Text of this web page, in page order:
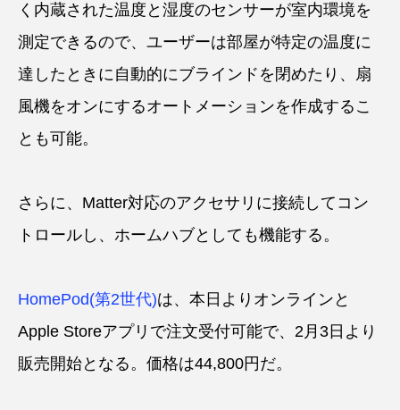
く内蔵された温度と湿度のセンサーが室内環境を
測定できるので、ユーザーは部屋が特定の温度に
達したときに自動的にブラインドを閉めたり、扇
風機をオンにするオートメーションを作成するこ
とも可能。
さらに、Matter対応のアクセサリに接続してコン
トロールし、ホームハブとしても機能する。
HomePod(第2世代)は、本日よりオンラインと
Apple Storeアプリで注文受付可能で、2月3日より
販売開始となる。価格は44,800円だ。